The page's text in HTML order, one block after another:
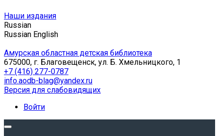
Наши издания
Russian
Russian English
Амурская областная детская библиотека
675000, г. Благовещенск, ул. Б. Хмельницкого, 1
+7 (416) 277-0787
info.aodb-blag@yandex.ru
Версия для слабовидящих
Войти